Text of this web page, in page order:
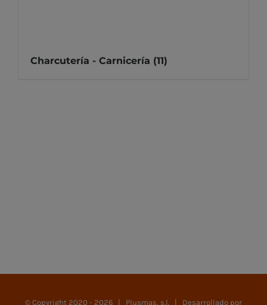
Charcutería - Carnicería (11)
© Copyright 2020 - 2026 | Plusmas, s.l. | Desarrollado por